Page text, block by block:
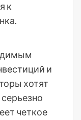
к
и
хотят
четкое